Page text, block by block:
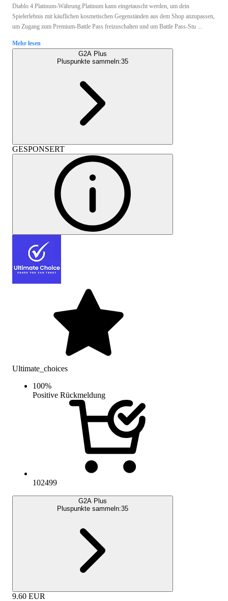
Diablo 4 Platinum-Währung:Platinum kann eingetauscht werden, um dein
Spielerlebnis mit käuflichen kosmetischen Gegenständen aus dem Shop anzupassen,
um Zugang zum Premium-Battle Pass freizuschalten und um Battle Pass-Stu ...
Mehr lesen
G2A Plus
Pluspunkte sammeln:35
GESPONSERT
Ultimate_choices
100%
Positive Rückmeldung
102499
G2A Plus
Pluspunkte sammeln:35
9.60 EUR